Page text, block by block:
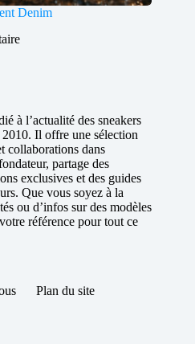
Denim
à l’actualité des sneakers
Il offre une sélection
collaborations dans
partage des
exclusives et des guides
Que vous soyez à la
ou d’infos sur des modèles
référence pour tout ce
Plan du site